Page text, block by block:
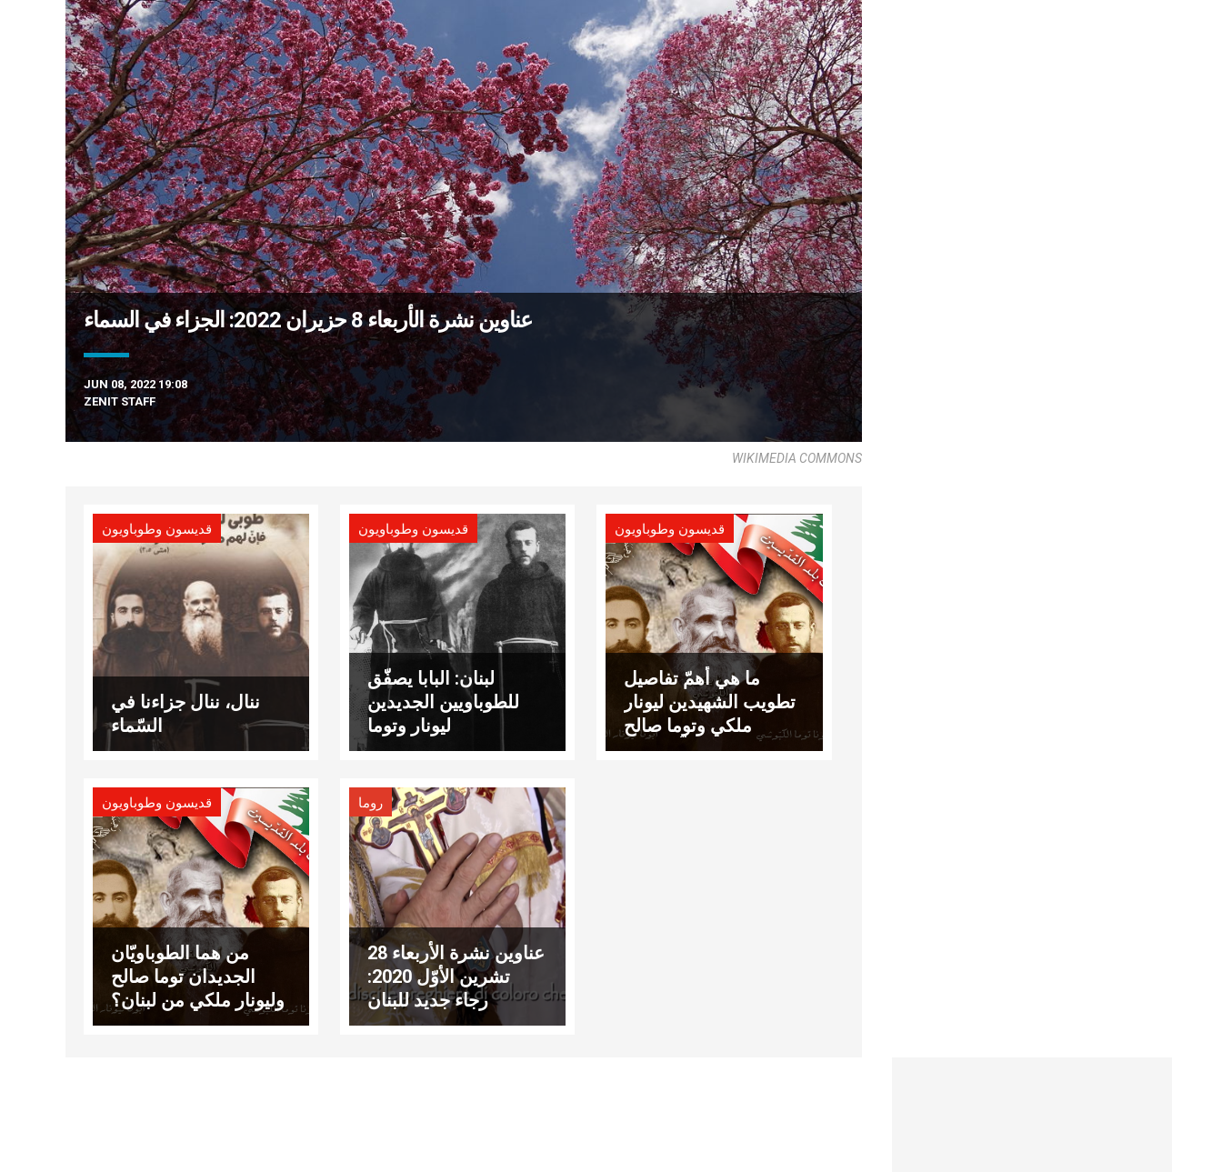
عناوين نشرة الأربعاء 8 حزيران 2022: الجزاء في السماء
JUN 08, 2022 19:08
ZENIT STAFF
WIKIMEDIA COMMONS
قديسون وطوباويون
ننال، ننال جزاءنا في
السّماء
قديسون وطوباويون
لبنان: البابا يصفّق
للطوباويين الجديدين
ليونار وتوما
قديسون وطوباويون
ما هي أهمّ تفاصيل
تطويب الشهيدين ليونار
ملكي وتوما صالح
الكبوشيين اللّبنانيين؟
قديسون وطوباويون
من هما الطوباويّان
الجديدان توما صالح
وليونار ملكي من لبنان؟
روما
عناوين نشرة الأربعاء 28
تشرين الأوّل 2020:
رجاء جديد للبنان
والشرق